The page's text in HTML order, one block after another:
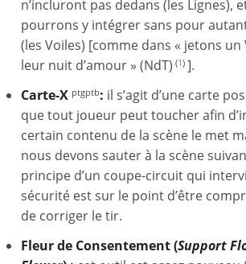
n’incluront pas dedans (les Lignes),
pourrons y intégrer sans pour
(les Voiles) [comme dans « jetons
leur nuit d’amour » (NdT) (1) ].
Carte-X ptgptb: il s’agit d’une carte
que tout joueur peut toucher afin
certain contenu de la scène le met
nous devons sauter à la scène
principe d’un coupe-circuit qui
sécurité est sur le point d’être
de corriger le tir.
Fleur de Consentement (Support